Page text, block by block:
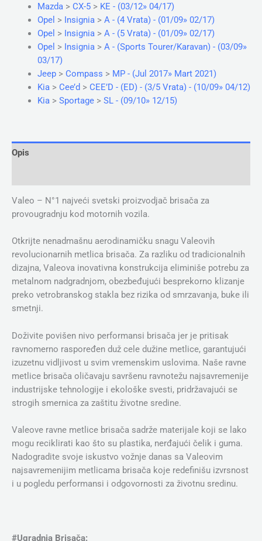
Mazda> CX-5> KE - (03/12» 04/17)
Opel > Insignia> A - (4 Vrata) - (01/09» 02/17)
Opel > Insignia> A - (5 Vrata) - (01/09» 02/17)
Opel > Insignia> A - (Sports Tourer/Karavan) - (03/09»
03/17)
Jeep> Compass > MP - (Jul 2017» Mart 2021)
Kia> Cee’d > CEE’D - (ED) - (3/5 Vrata) - (10/09» 04/12)
Kia> Sportage> SL - (09/10» 12/15)
Opis
Valeo – N°1 najveći svetski proizvodjač brisača za
provougradnju kod motornih vozila.
Otkrijte nenadmašnu aerodinamičku snagu Valeovih
revolucionarnih metlica brisača. Za razliku od tradicionalnih
dizajna, Valeova inovativna konstrukcija eliminiše potrebu za
metalnom nadgradnjom, obezbeđujući besprekorno klizanje
preko vetrobranskog stakla bez rizika od smrzavanja, buke ili
smetnji.
Doživite povišen nivo performansi brisača jer je pritisak
ravnomerno raspoređen duž cele dužine metlice, garantujući
izuzetnu vidljivost u svim vremenskim uslovima. Naše ravne
metlice brisača oličavaju savršenu ravnotežu najsavremenije
industrijske tehnologije i ekološke svesti, pridržavajući se
strogih smernica za zaštitu životne sredine.
Valeove ravne metlice brisača sadrže materijale koji se lako
mogu reciklirati kao što su plastika, nerđajući čelik i guma.
Nadogradite svoje iskustvo vožnje danas sa Valeovim
najsavremenijim metlicama brisača koje redefinišu izvrsnost
i u pogledu performansi i odgovornosti za životnu sredinu.
#Ugradnja Brisača: